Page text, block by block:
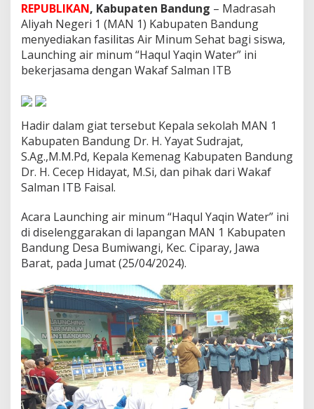
u
m
S
e
a
g
i
S
s
w
REPUBLIKAN, Kabupaten Bandung – Madrasah
Aliyah Negeri 1 (MAN 1) Kabupaten Bandung
menyediakan fasilitas Air Minum Sehat bagi siswa,
Launching air minum “Haqul Yaqin Water” ini
bekerjasama dengan Wakaf Salman ITB
Hadir dalam giat tersebut Kepala sekolah MAN 1
Kabupaten Bandung Dr. H. Yayat Sudrajat,
S.Ag.,M.M.Pd, Kepala Kemenag Kabupaten Bandung
Dr. H. Cecep Hidayat, M.Si, dan pihak dari Wakaf
Salman ITB Faisal.
Acara Launching air minum “Haqul Yaqin Water” ini
di diselenggarakan di lapangan MAN 1 Kabupaten
Bandung Desa Bumiwangi, Kec. Ciparay, Jawa
Barat, pada Jumat (25/04/2024).